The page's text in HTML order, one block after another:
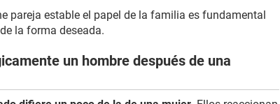
pareja estable el papel de la familia es fundamental
la forma deseada.
un hombre después de una